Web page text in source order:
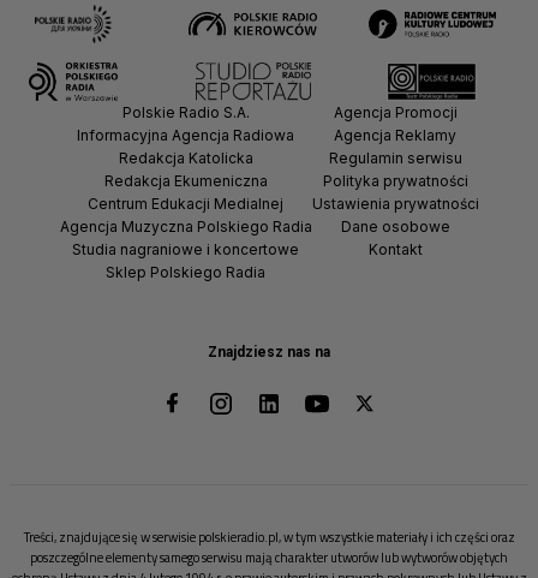
Znajdziesz nas na
Polskie Radio S.A.
Informacyjna Agencja Radiowa
Redakcja Katolicka
Redakcja Ekumeniczna
Centrum Edukacji Medialnej
Agencja Muzyczna Polskiego Radia
Studia nagraniowe i koncertowe
Sklep Polskiego Radia
Agencja Promocji
Agencja Reklamy
Regulamin serwisu
Polityka prywatności
Ustawienia prywatności
Dane osobowe
Kontakt
Treści, znajdujące się w serwisie polskieradio.pl, w tym wszystkie materiały i ich części oraz
poszczególne elementy samego serwisu mają charakter utworów lub wytworów objętych